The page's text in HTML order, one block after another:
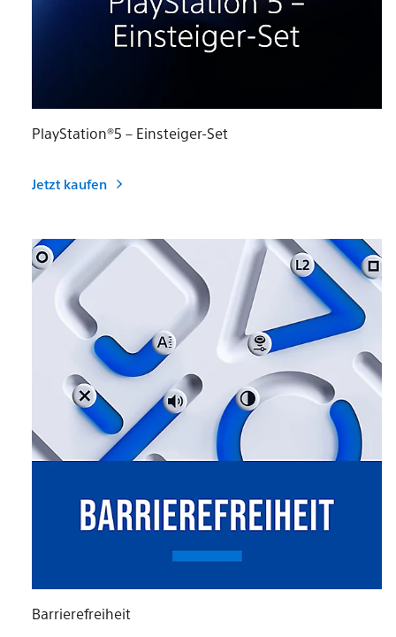
PlayStation®5 – Einsteiger-Set
Jetzt kaufen
Barrierefreiheit